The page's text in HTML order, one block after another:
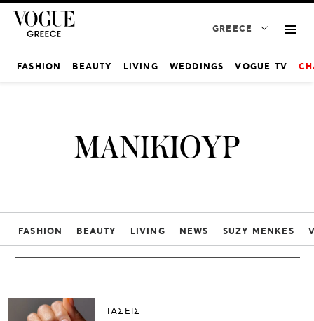
GREECE
FASHION BEAUTY LIVING WEDDINGS VOGUE TV
ΜΑΝΙΚΙΟΥΡ
FASHION BEAUTY LIVING NEWS SUZY MENKES
ΤΑΣΕΙΣ